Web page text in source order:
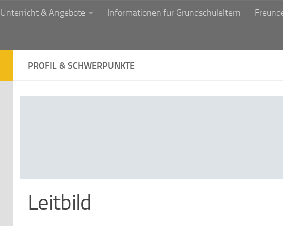
Unterricht & Angebote Informationen für Grundschuleltern
PROFIL & SCHWERPUNKTE
Leitbild